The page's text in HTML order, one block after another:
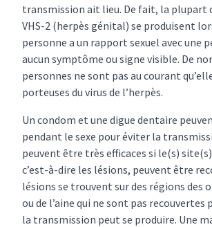
transmission ait lieu. De fait, la plupart
VHS-2 (herpès génital) se produisent
personne a un rapport sexuel avec une
aucun symptôme ou signe visible. De
personnes ne sont pas au courant
porteuses du virus de l’herpès.
Un condom et une digue dentaire
pendant le sexe pour éviter la
peuvent être très efficaces si le(s)
c’est-à-dire les lésions, peuvent être
lésions se trouvent sur des régions des
ou de l’aine qui ne sont pas recouvertes
la transmission peut se produire. Une